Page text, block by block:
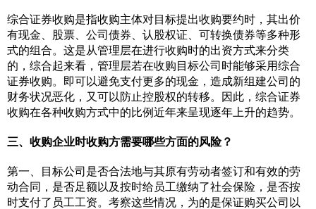
综合证券收购是指收购主体对目标提出收购要约时，其出价
有现金、股票、公司债券、认股权证、可转换债券等多种形
式的组合。这是从管理层在进行收购时的出资方式来分类
的，综合起来看，管理层若在收购目标公司时能够采用综合
证券收购。即可以避免支付更多的现金，造成新组建公司的
财务状况恶化，又可以防止控股权的转移。因此，综合证券
收购在各种收购方式中的比例近年来呈现逐年上升的趋势。
三、收购企业时收购方需要哪些方面的风险？
第一、目标公司是否合法地与其原有劳动者签订和有效的劳
动合同，是否足额以及按时给员工缴纳了社会保险，是否按
时支付了员工工资。考察这些情况，为的是保证购买公司以